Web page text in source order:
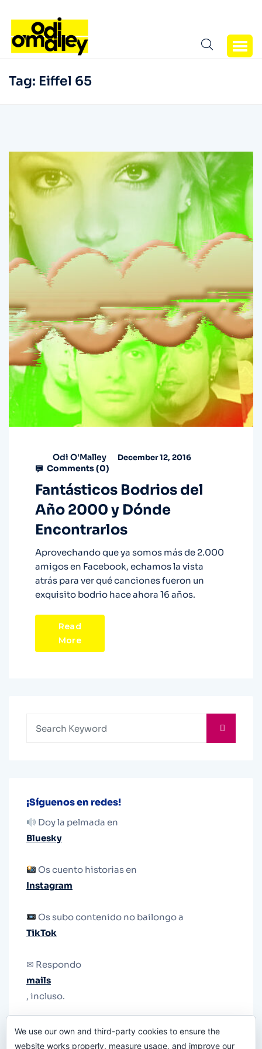
Tag: Eiffel 65
Odi O'Malley December 12, 2016
Comments (0)
Fantásticos Bodrios del
Año 2000 y Dónde
Encontrarlos
Aprovechando que ya somos más de 2.000
amigos en Facebook, echamos la vista
atrás para ver qué canciones fueron un
exquisito bodrio hace ahora 16 años.
Read
More
¡Síguenos en redes!
Doy la pelmada en
Bluesky
Os cuento historias en
Instagram
Os subo contenido no bailongo a
TikTok
✉ Respondo
mails
, incluso.
le quiten el teléfono.
We use our own and third-party cookies to ensure the
website works properly, measure usage, and improve our